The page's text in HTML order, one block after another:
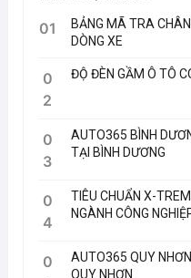
01
BẢNG MÃ TRA
DÒNG XE
0
2
ĐỘ ĐÈN GẦM Ô TÔ
0
3
AUTO365 BÌNH
TẠI BÌNH DƯƠNG
0
4
TIÊU CHUẨN X-
NGÀNH CÔNG
0
AUTO365 QUY
QUY NHƠN